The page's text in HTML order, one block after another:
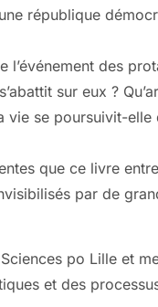
république
des
sur eux ?
vie se poursuivit-elle
que ce livre
par de
po Lille et
et des